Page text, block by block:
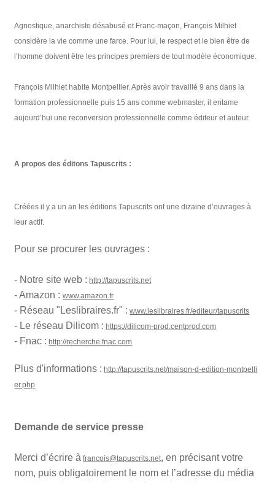
Agnostique, anarchiste désabusé et Franc-maçon, François Milhiet
considère la vie comme une farce. Pour lui, le respect et le bien être de
l’homme doivent être les principes premiers de tout modèle économique.
François Milhiet habite Montpellier. Après avoir travaillé 9 ans dans la
formation professionnelle puis 15 ans comme webmaster, il entame
aujourd’hui une reconversion professionnelle comme éditeur et auteur.
A propos des éditons Tapuscrits :
Créées il y a un an les éditions Tapuscrits ont une dizaine d’ouvrages à
leur actif.
Pour se procurer les ouvrages :
- Notre site web : http://tapuscrits.net
- Amazon :www.amazon.fr
- Réseau "Leslibraires.fr" : www.leslibraires.fr/editeur/tapuscrits
- Le réseau Dilicom : https://dilicom-prod.centprod.com
- Fnac : http://recherche.fnac.com
Plus d'informations : http://tapuscrits.net/maison-d-edition-montpelli
er.php
Demande de service presse
Merci d’écrire à francois@tapuscrits.net, en précisant votre
nom, puis obligatoirement le nom et l’adresse du média